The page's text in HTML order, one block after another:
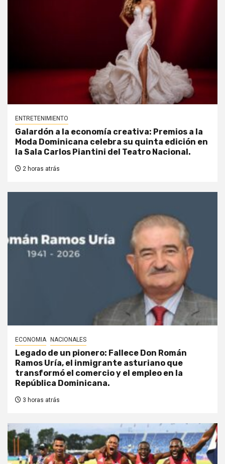
ENTRETENIMIENTO
Galardón a la economía creativa: Premios a la
Moda Dominicana celebra su quinta edición en
la Sala Carlos Piantini del Teatro Nacional.
2 horas atrás
ECONOMIA NACIONALES
Legado de un pionero: Fallece Don Román
Ramos Uría, el inmigrante asturiano que
transformó el comercio y el empleo en la
República Dominicana.
3 horas atrás